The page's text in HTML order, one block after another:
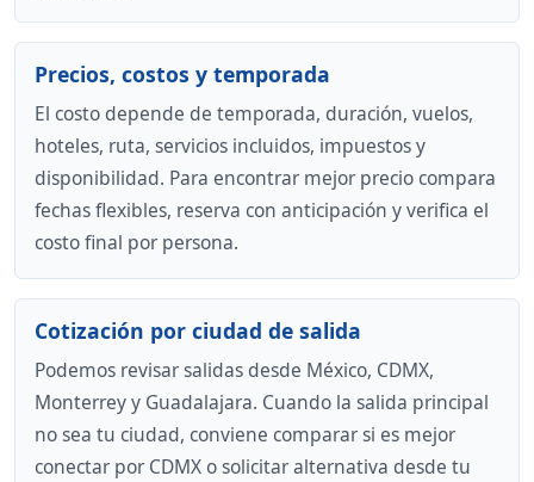
Precios, costos y temporada
El costo depende de temporada, duración, vuelos,
hoteles, ruta, servicios incluidos, impuestos y
disponibilidad. Para encontrar mejor precio compara
fechas flexibles, reserva con anticipación y verifica el
costo final por persona.
Cotización por ciudad de salida
Podemos revisar salidas desde México, CDMX,
Monterrey y Guadalajara. Cuando la salida principal
no sea tu ciudad, conviene comparar si es mejor
conectar por CDMX o solicitar alternativa desde tu